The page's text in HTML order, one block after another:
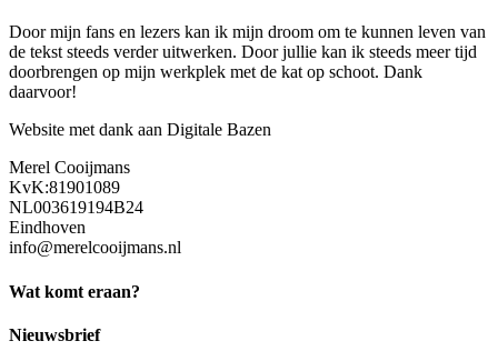
Door mijn fans en lezers kan ik mijn droom om te kunnen leven van
de tekst steeds verder uitwerken. Door jullie kan ik steeds meer tijd
doorbrengen op mijn werkplek met de kat op schoot. Dank
daarvoor!
Website met dank aan Digitale Bazen
Merel Cooijmans
KvK:81901089
NL003619194B24
Eindhoven
info@merelcooijmans.nl
Wat komt eraan?
Nieuwsbrief